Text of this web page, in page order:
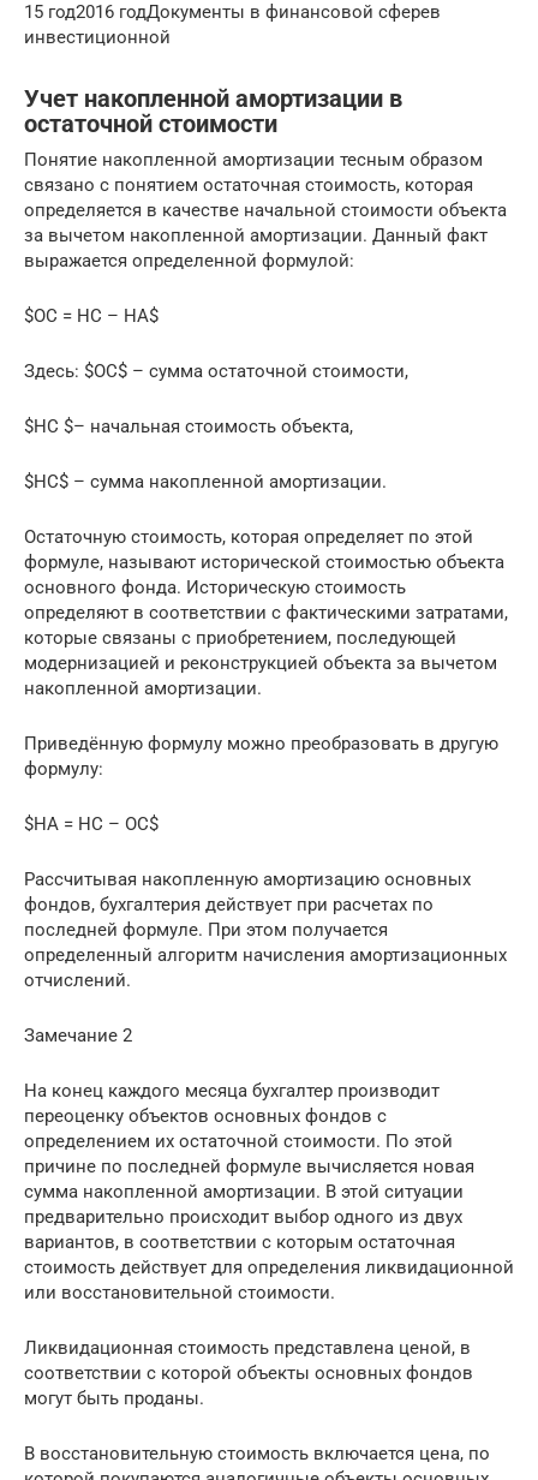
15 год2016 годДокументы в финансовой сферев
инвестиционной
Учет накопленной амортизации в
остаточной стоимости
Понятие накопленной амортизации тесным образом
связано с понятием остаточная стоимость, которая
определяется в качестве начальной стоимости объекта
за вычетом накопленной амортизации. Данный факт
выражается определенной формулой:
$ОС = НС – НА$
Здесь: $ОС$ – сумма остаточной стоимости,
$НС $– начальная стоимость объекта,
$НС$ – сумма накопленной амортизации.
Остаточную стоимость, которая определяет по этой
формуле, называют исторической стоимостью объекта
основного фонда. Историческую стоимость
определяют в соответствии с фактическими затратами,
которые связаны с приобретением, последующей
модернизацией и реконструкцией объекта за вычетом
накопленной амортизации.
Приведённую формулу можно преобразовать в другую
формулу:
$НА = НС – ОС$
Рассчитывая накопленную амортизацию основных
фондов, бухгалтерия действует при расчетах по
последней формуле. При этом получается
определенный алгоритм начисления амортизационных
отчислений.
Замечание 2
На конец каждого месяца бухгалтер производит
переоценку объектов основных фондов с
определением их остаточной стоимости. По этой
причине по последней формуле вычисляется новая
сумма накопленной амортизации. В этой ситуации
предварительно происходит выбор одного из двух
вариантов, в соответствии с которым остаточная
стоимость действует для определения ликвидационной
или восстановительной стоимости.
Ликвидационная стоимость представлена ценой, в
соответствии с которой объекты основных фондов
могут быть проданы.
В восстановительную стоимость включается цена, по